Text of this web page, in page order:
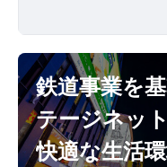
鉄道事業を
テージネッ
快適な生活